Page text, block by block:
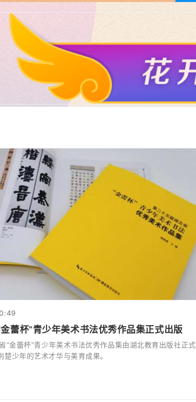
蕾杯”青少年美术书法优秀作品集正式出版
“金蕾杯”青少年美术书法优秀作品集由湖北教育出版社正式
楚少年的艺术才华与美育成果。